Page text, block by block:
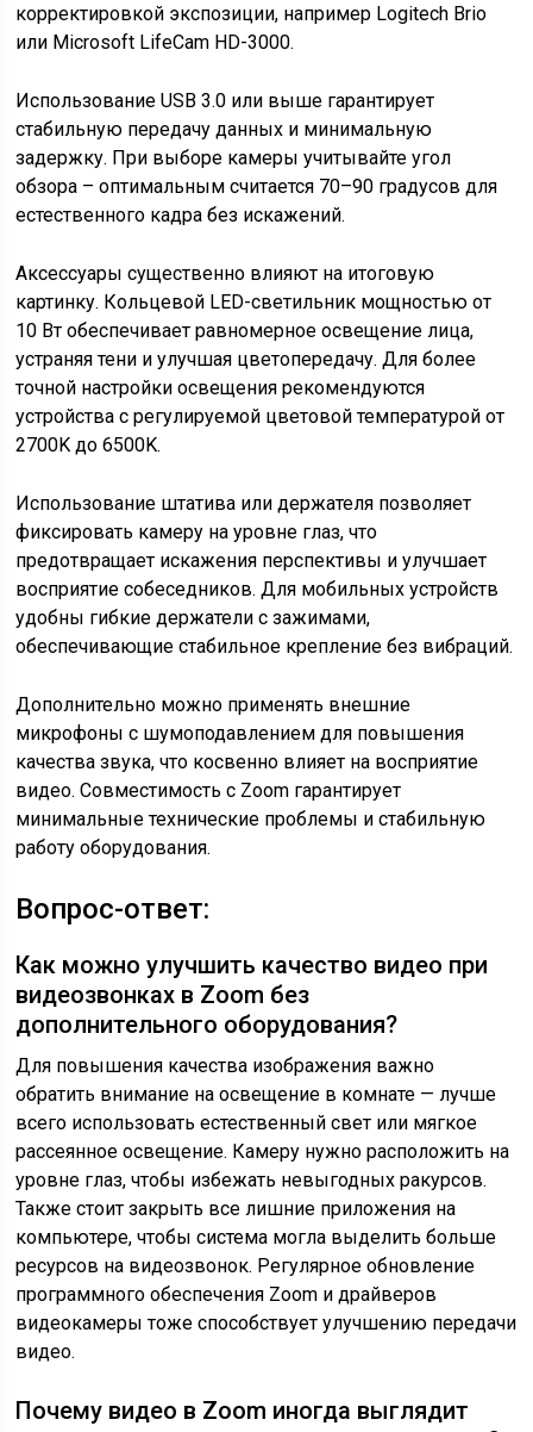
корректировкой экспозиции, например Logitech Brio
или Microsoft LifeCam HD-3000.
Использование USB 3.0 или выше гарантирует
стабильную передачу данных и минимальную
задержку. При выборе камеры учитывайте угол
обзора – оптимальным считается 70–90 градусов для
естественного кадра без искажений.
Аксессуары существенно влияют на итоговую
картинку. Кольцевой LED-светильник мощностью от
10 Вт обеспечивает равномерное освещение лица,
устраняя тени и улучшая цветопередачу. Для более
точной настройки освещения рекомендуются
устройства с регулируемой цветовой температурой от
2700K до 6500K.
Использование штатива или держателя позволяет
фиксировать камеру на уровне глаз, что
предотвращает искажения перспективы и улучшает
восприятие собеседников. Для мобильных устройств
удобны гибкие держатели с зажимами,
обеспечивающие стабильное крепление без вибраций.
Дополнительно можно применять внешние
микрофоны с шумоподавлением для повышения
качества звука, что косвенно влияет на восприятие
видео. Совместимость с Zoom гарантирует
минимальные технические проблемы и стабильную
работу оборудования.
Вопрос-ответ:
Как можно улучшить качество видео при
видеозвонках в Zoom без
дополнительного оборудования?
Для повышения качества изображения важно
обратить внимание на освещение в комнате — лучше
всего использовать естественный свет или мягкое
рассеянное освещение. Камеру нужно расположить на
уровне глаз, чтобы избежать невыгодных ракурсов.
Также стоит закрыть все лишние приложения на
компьютере, чтобы система могла выделить больше
ресурсов на видеозвонок. Регулярное обновление
программного обеспечения Zoom и драйверов
видеокамеры тоже способствует улучшению передачи
видео.
Почему видео в Zoom иногда выглядит